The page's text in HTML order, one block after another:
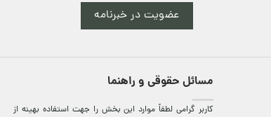
عضویت در خبرنامه
مسائل حقوقی و راهنما
کاربر گرامی لطفاً موارد این بخش را جهت استفاده بهینه از